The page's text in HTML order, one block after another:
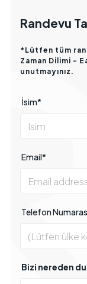
Randevu
*Lütfen tüm
Zaman Dilimi -
unutmayınız.
İsim*
Email*
Telefon
Bizi nereden